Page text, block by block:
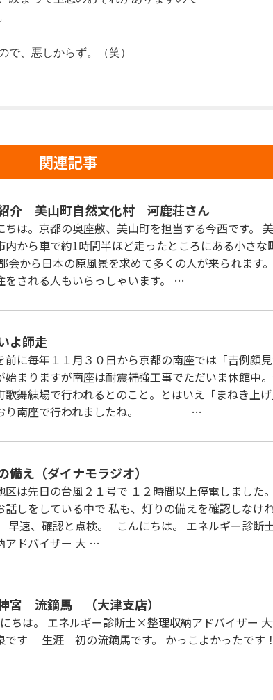
で、悪しからず。（笑）
関連記事
介 美山町自然文化村 河鹿荘さん
ちは。京都の奥座敷、美山町を担当する今西です。
内から車で約1時間半ほど走ったところにある小さな
会から日本の原風景を求めて多くの人が来られます
をされる人もいらっしゃいます。 …
よ師走
前に毎年１１月３０日から京都の南座では「吉例顔
始まりますが南座は耐震補強工事でただいま休館中
歌舞練場で行われるとのこと。とはいえ「まねき上
り南座で行われましたね。 …
備え（ダイナモラジオ）
区は先日の台風２１号で １２時間以上停電しました
話しをしている中で 私も、灯りの備えを確認しなけ
早速、確認と点検。 こんにちは。 エネルギー診断
アドバイザー 大 …
宮 流鏑馬 （大津支店）
ちは。 エネルギー診断士×整理収納アドバイザー
す 生涯 初の流鏑馬です。 かっこよかったです